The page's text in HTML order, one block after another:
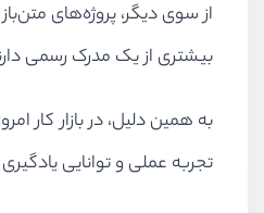
بیشتری از یک مدرک رسمی
به همین دلیل، در بازار
تجربه عملی و توانایی